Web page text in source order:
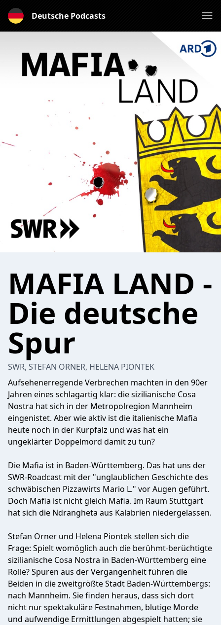
Deutsche Podcasts
MAFIA LAND -
Die deutsche
Spur
SWR, STEFAN ORNER, HELENA PIONTEK
Aufsehenerregende Verbrechen machten in den 90er
Jahren eines schlagartig klar: die sizilianische Cosa
Nostra hat sich in der Metropolregion Mannheim
eingenistet. Aber wie aktiv ist die italienische Mafia
heute noch in der Kurpfalz und was hat ein
ungeklärter Doppelmord damit zu tun?
Die Mafia ist in Baden-Württemberg. Das hat uns der
SWR-Roadcast mit der "unglaublichen Geschichte des
schwäbischen Pizzawirts Mario L." vor Augen geführt.
Doch Mafia ist nicht gleich Mafia. Im Raum Stuttgart
hat sich die Ndrangheta aus Kalabrien niedergelassen.
Stefan Orner und Helena Piontek stellen sich die
Frage: Spielt womöglich auch die berühmt-berüchtigte
sizilianische Cosa Nostra in Baden-Württemberg eine
Rolle? Spuren aus der Vergangenheit führen die
Beiden in die zweitgrößte Stadt Baden-Württembergs:
nach Mannheim. Sie finden heraus, dass sich dort
nicht nur spektakuläre Festnahmen, blutige Morde
und aufwendige Ermittlungen abgespielt hatten; sie